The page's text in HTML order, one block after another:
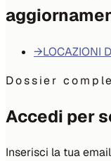
→LOCAZIONI
Dossier
Accedi per
Inserisci la tua